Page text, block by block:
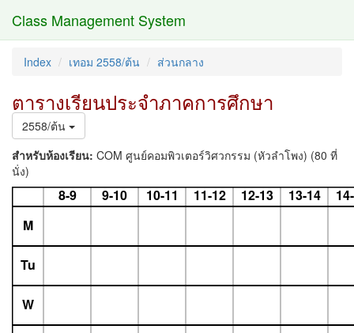
Class Management System
Index เทอม 2558/ต้น ส่วนกลาง
ตารางเรียนประจำภาคการศึกษา
2558/ต้น
สำหรับห้องเรียน: COM ศูนย์คอมพิวเตอร์วิศวกรรม (หัวลำโพง) (80 ที่
นั่ง)
8-9 9-10 10-11 11-12 12-13 13-14
M
Tu
W